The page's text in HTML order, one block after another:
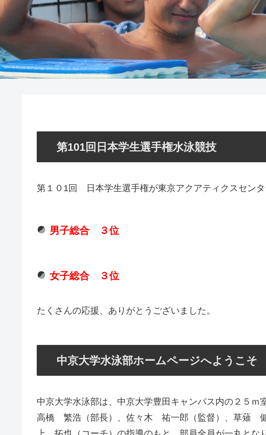
第101回日本学生選手権水泳競技
第１０1回 日本学生選手権が東京アクアティクスセンタ
男子総合 ３位
女子総合 ３位
たくさんの応援、ありがとうございました。
中京大学水泳部ホームページへようこそ
中京大学水泳部は、中京大学豊田キャンパス内の２５ｍ
高橋 繁浩（部長）、佐々木 祐一郎（監督）、草薙